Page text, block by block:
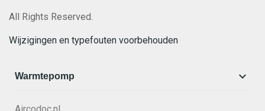
All Rights Reserved.
Wijzigingen en typefouten voorbehouden
Warmtepomp 